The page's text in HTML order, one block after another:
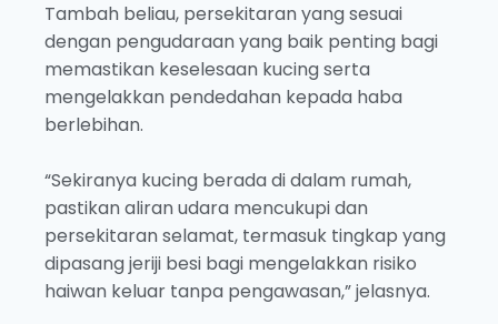
Tambah beliau, persekitaran yang sesuai
dengan pengudaraan yang baik penting bagi
memastikan keselesaan kucing serta
mengelakkan pendedahan kepada haba
berlebihan.
“Sekiranya kucing berada di dalam rumah,
pastikan aliran udara mencukupi dan
persekitaran selamat, termasuk tingkap yang
dipasang jeriji besi bagi mengelakkan risiko
haiwan keluar tanpa pengawasan,” jelasnya.